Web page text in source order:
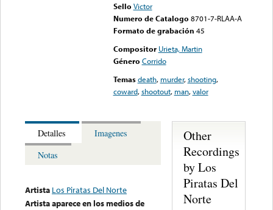
Sello Victor
Numero de Catalogo 8701-7-RLAA-A
Formato de grabación 45
Compositor Urieta, Martin
Género Corrido
Temas death, murder,shooting,
coward,shootout, man,valor
Detalles
Imagenes
Notas
Artista Los Piratas Del Norte
Artista aparece en los medios de
Other
Recordings
by Los
Piratas Del
Norte